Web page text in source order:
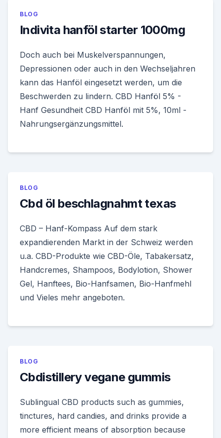
BLOG
Indivita hanföl starter 1000mg
Doch auch bei Muskelverspannungen,
Depressionen oder auch in den Wechseljahren
kann das Hanföl eingesetzt werden, um die
Beschwerden zu lindern. CBD Hanföl 5% -
Hanf Gesundheit CBD Hanföl mit 5%, 10ml -
Nahrungsergänzungsmittel.
BLOG
Cbd öl beschlagnahmt texas
CBD – Hanf-Kompass Auf dem stark
expandierenden Markt in der Schweiz werden
u.a. CBD-Produkte wie CBD-Öle, Tabakersatz,
Handcremes, Shampoos, Bodylotion, Shower
Gel, Hanftees, Bio-Hanfsamen, Bio-Hanfmehl
und Vieles mehr angeboten.
BLOG
Cbdistillery vegane gummis
Sublingual CBD products such as gummies,
tinctures, hard candies, and drinks provide a
more efficient means of absorption because